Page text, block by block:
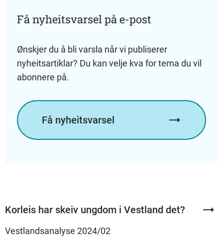
Få nyheitsvarsel på e-post
Ønskjer du å bli varsla når vi publiserer
nyheitsartiklar? Du kan velje kva for tema du vil
abonnere på.
Få nyheitsvarsel
Korleis har skeiv ungdom i Vestland det?
Vestlandsanalyse 2024/02